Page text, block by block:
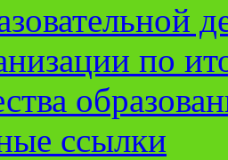
по
ссылки